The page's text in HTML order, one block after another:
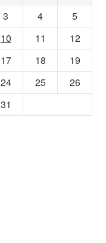
3 4
5
10 11
12
17 18
19
24 25
26
31